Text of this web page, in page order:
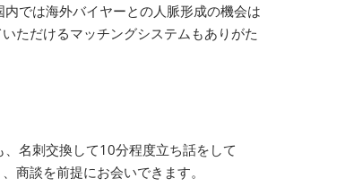
では海外バイヤーとの人脈形成の機会は
ただけるマッチングシステムもありがた
名刺交換して10分程度立ち話をして
商談を前提にお会いできます。